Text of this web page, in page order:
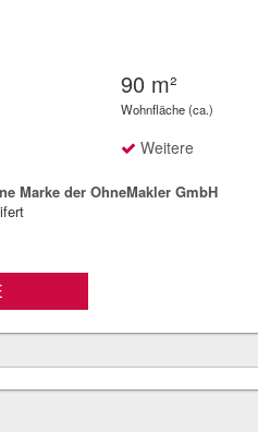
90 m²
Wohnfläche (ca.)
Weitere
Marke der OhneMakler GmbH